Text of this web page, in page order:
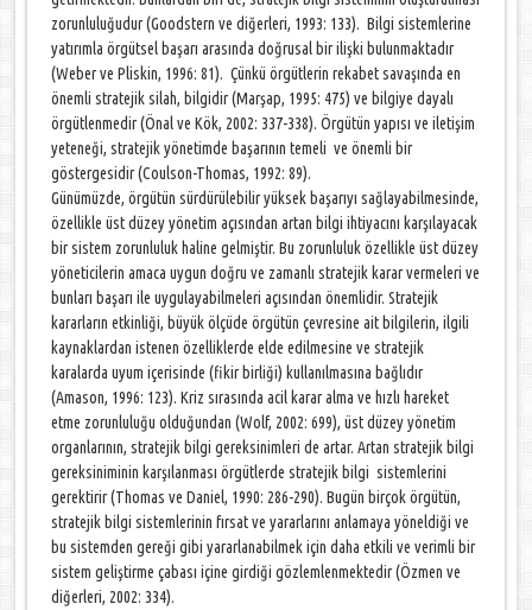
zorunluluğudur (Goodstern ve diğerleri, 1993: 133). Bilgi sistemlerine
yatırımla örgütsel başarı arasında doğrusal bir ilişki bulunmaktadır
(Weber ve Pliskin, 1996: 81). Çünkü örgütlerin rekabet savaşında en
önemli stratejik silah, bilgidir (Marşap, 1995: 475) ve bilgiye dayalı
örgütlenmedir (Önal ve Kök, 2002: 337-338). Örgütün yapısı ve iletişim
yeteneği, stratejik yönetimde başarının temeli ve önemli bir
göstergesidir (Coulson-Thomas, 1992: 89).
Günümüzde, örgütün sürdürülebilir yüksek başarıyı sağlayabilmesinde,
özellikle üst düzey yönetim açısından artan bilgi ihtiyacını karşılayacak
bir sistem zorunluluk haline gelmiştir. Bu zorunluluk özellikle üst düzey
yöneticilerin amaca uygun doğru ve zamanlı stratejik karar vermeleri ve
bunları başarı ile uygulayabilmeleri açısından önemlidir. Stratejik
kararların etkinliği, büyük ölçüde örgütün çevresine ait bilgilerin, ilgili
kaynaklardan istenen özelliklerde elde edilmesine ve stratejik
karalarda uyum içerisinde (fikir birliği) kullanılmasına bağlıdır
(Amason, 1996: 123). Kriz sırasında acil karar alma ve hızlı hareket
etme zorunluluğu olduğundan (Wolf, 2002: 699), üst düzey yönetim
organlarının, stratejik bilgi gereksinimleri de artar. Artan stratejik bilgi
gereksiniminin karşılanması örgütlerde stratejik bilgi sistemlerini
gerektirir (Thomas ve Daniel, 1990: 286-290). Bugün birçok örgütün,
stratejik bilgi sistemlerinin fırsat ve yararlarını anlamaya yöneldiği ve
bu sistemden gereği gibi yararlanabilmek için daha etkili ve verimli bir
sistem geliştirme çabası içine girdiği gözlemlenmektedir (Özmen ve
diğerleri, 2002: 334).